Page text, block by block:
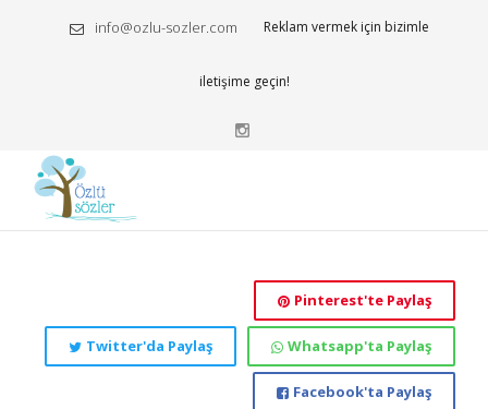
info@ozlu-sozler.com Reklam vermek için bizimle
iletişime geçin!
Pinterest'te Paylaş
Whatsapp'ta Paylaş
Twitter'da Paylaş
Facebook'ta Paylaş